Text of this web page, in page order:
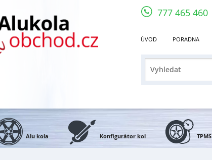
777 465 460
ÚVOD PORADNA
Alu kola Konfigurátor kol TPMS